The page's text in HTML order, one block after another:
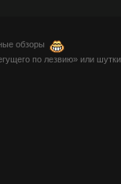
обзоры
по лезвию» или